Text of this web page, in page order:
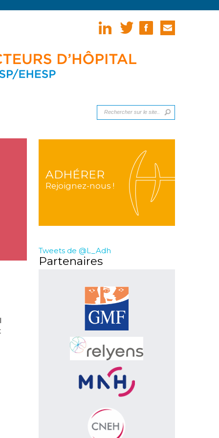
ADHÉRER
Rejoignez-nous !
Tweets de @L_Adh
Partenaires